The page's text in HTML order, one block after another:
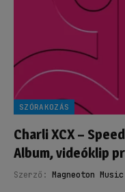
SZÓRAKOZÁS
Charli XCX –
Album, videóklip
Szerző: Magneoton